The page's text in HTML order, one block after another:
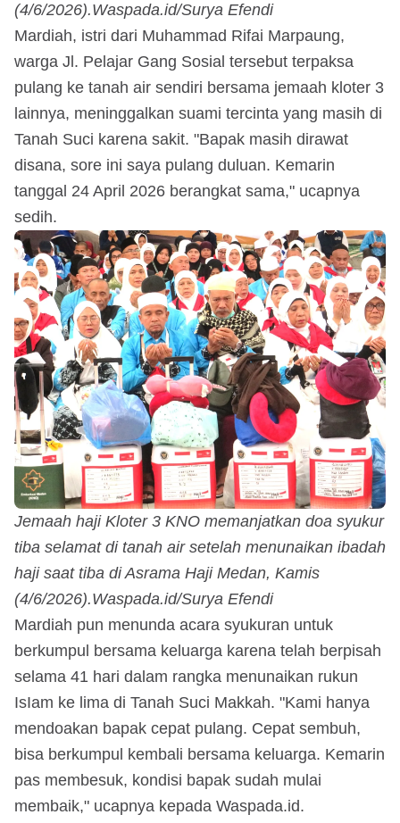
(4/6/2026).Waspada.id/Surya Efendi
Mardiah, istri dari Muhammad Rifai Marpaung,
warga Jl. Pelajar Gang Sosial tersebut terpaksa
pulang ke tanah air sendiri bersama jemaah kloter 3
lainnya, meninggalkan suami tercinta yang masih di
Tanah Suci karena sakit. "Bapak masih dirawat
disana, sore ini saya pulang duluan. Kemarin
tanggal 24 April 2026 berangkat sama," ucapnya
sedih.
Jemaah haji Kloter 3 KNO memanjatkan doa syukur
tiba selamat di tanah air setelah menunaikan ibadah
haji saat tiba di Asrama Haji Medan, Kamis
(4/6/2026).Waspada.id/Surya Efendi
Mardiah pun menunda acara syukuran untuk
berkumpul bersama keluarga karena telah berpisah
selama 41 hari dalam rangka menunaikan rukun
IsIam ke lima di Tanah Suci Makkah. "Kami hanya
mendoakan bapak cepat pulang. Cepat sembuh,
bisa berkumpul kembali bersama keluarga. Kemarin
pas membesuk, kondisi bapak sudah mulai
membaik," ucapnya kepada Waspada.id.